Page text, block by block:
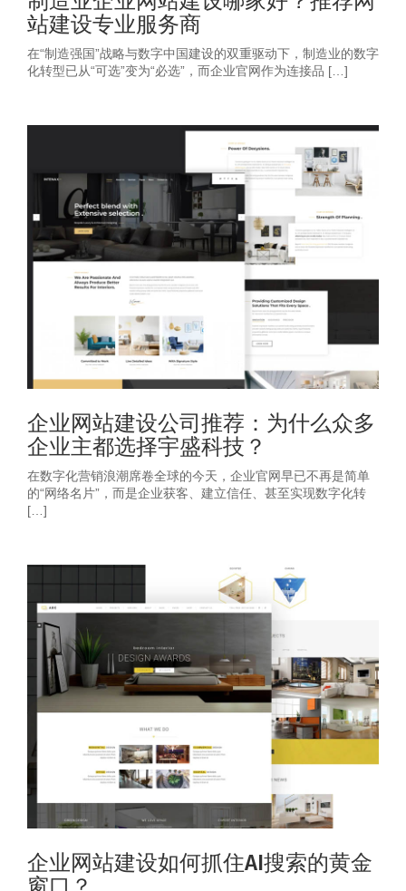
站建设专业服务商
在“制造强国”战略与数字中国建设的双重驱动下，制造业的数字
化转型已从“可选”变为“必选”，而企业官网作为连接品 […]
企业网站建设公司推荐：为什么众多
企业主都选择宇盛科技？
在数字化营销浪潮席卷全球的今天，企业官网早已不再是简单
的“网络名片”，而是企业获客、建立信任、甚至实现数字化转
[…]
企业网站建设如何抓住AI搜索的黄金